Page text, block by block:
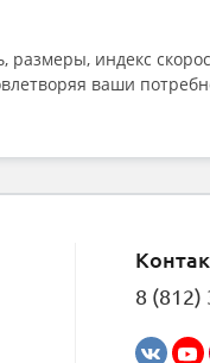
Marshal
Massimo
Meteor
размеры, индекс
ваши
8 (812)